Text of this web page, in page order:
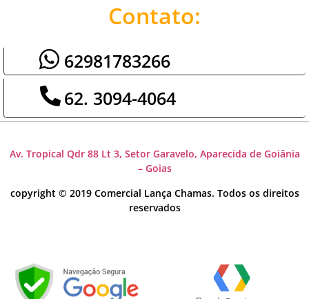
Contato:
62981783266
62. 3094-4064
Av. Tropical Qdr 88 Lt 3, Setor Garavelo, Aparecida de Goiânia
– Goias
copyright © 2019 Comercial Lança Chamas. Todos os direitos
reservados